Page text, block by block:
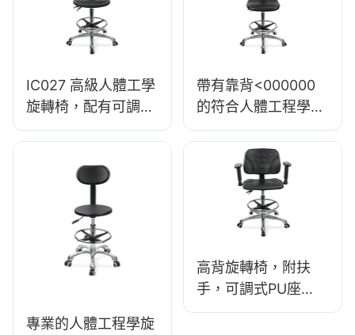
驗室5星基地
<00000000>潔淨室
極舒適011
IC027 高級人體工學
旋轉椅，配有可調式
PU 靠背、高度可調
底座，適用於實驗
帶有靠背<000000
的符合人體工程學的
旋轉pu椅
專業的人體工程學旋
高背旋轉椅，附扶
手，可調式PU座
椅，IC050，腰部支